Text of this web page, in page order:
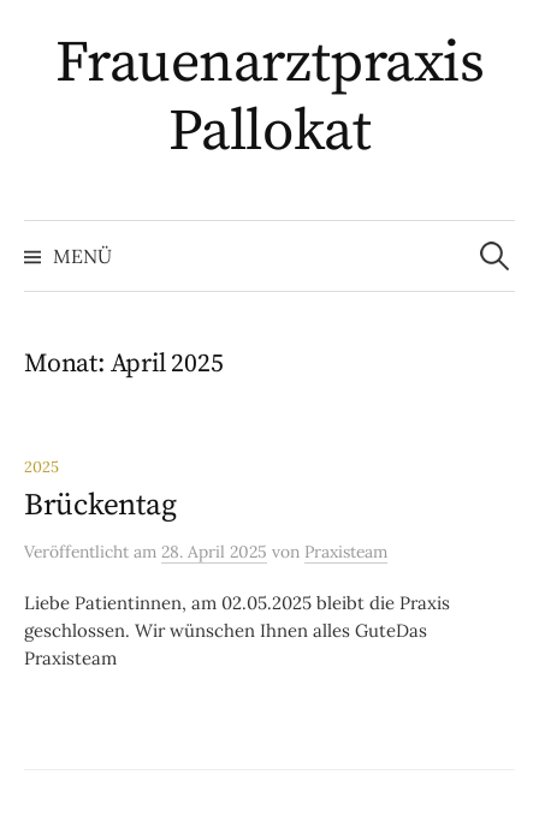
zum
InhaltFrauenarztpraxis
Pallokat
MENÜ
Suchen
nach:
Monat: April 2025
2025
Brückentag
Veröffentlicht am 28. April 2025 von Praxisteam
Liebe Patientinnen, am 02.05.2025 bleibt die Praxis
geschlossen. Wir wünschen Ihnen alles GuteDas
Praxisteam